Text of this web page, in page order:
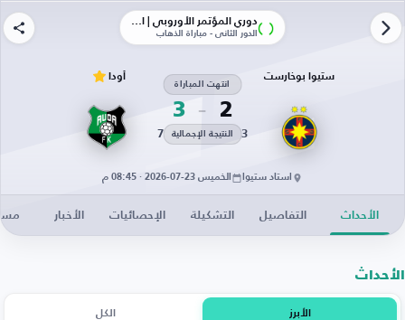
دوري المؤتمر الأوروبي | الأدوار الإقصائية
الدور الثاني - مباراة الذهاب
ستيوا بوخارست
2
انتهت المباراة
3
3 النتيجة الإجمالية 7
أودا
استاد ستيوا الخميس 23-07-2026 · 08:45 م
الأحداث التفاصيل التشكيلة الإحصائيات الأخبار
الأحداث
الأبرز الكل